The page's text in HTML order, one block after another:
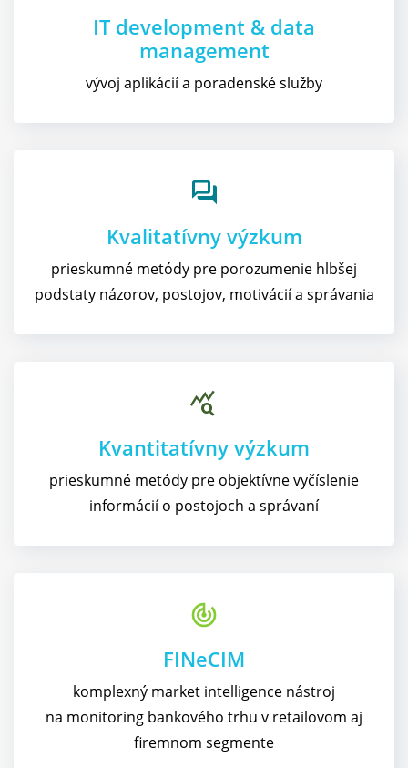
IT development & data
management
vývoj aplikácií a poradenské služby
forum
Kvalitatívny výzkum
prieskumné metódy pre porozumenie hlbšej
podstaty názorov, postojov, motivácií a správania
query_stats
Kvantitatívny výzkum​
prieskumné metódy pre objektívne vyčíslenie
informácií o postojoch a správaní
track_changes
FINeCIM
komplexný market intelligence nástroj
na monitoring bankového trhu v retailovom aj
firemnom segmente